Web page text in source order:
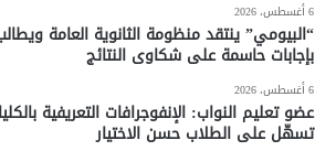
6 أغسطس، 2026
“البيومي” ينتقد منظومة الثانوية العامة
بإجابات حاسمة على شكاوى النتائج
6 أغسطس، 2026
عضو تعليم النواب: الإنفوجرافات التعريفية
تسهّل على الطلاب حسن الاختيار